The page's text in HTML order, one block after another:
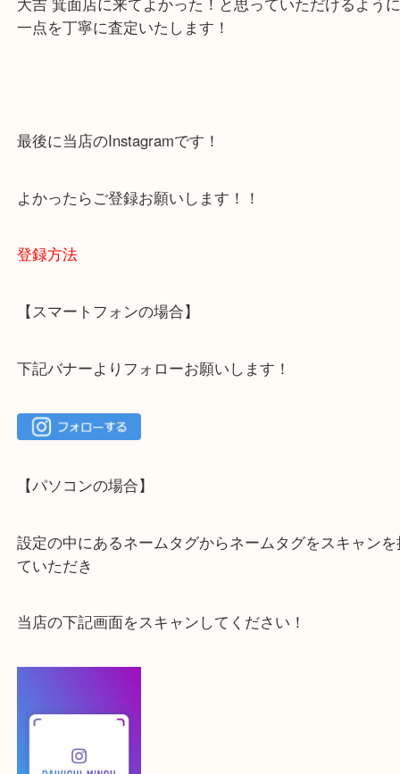
容をまとめています。
ご不安な方は一度ご参考までに！
一点を丁寧に査定いたします！
最後に当店のInstagramです！
登録方法
【スマートフォンの場合】